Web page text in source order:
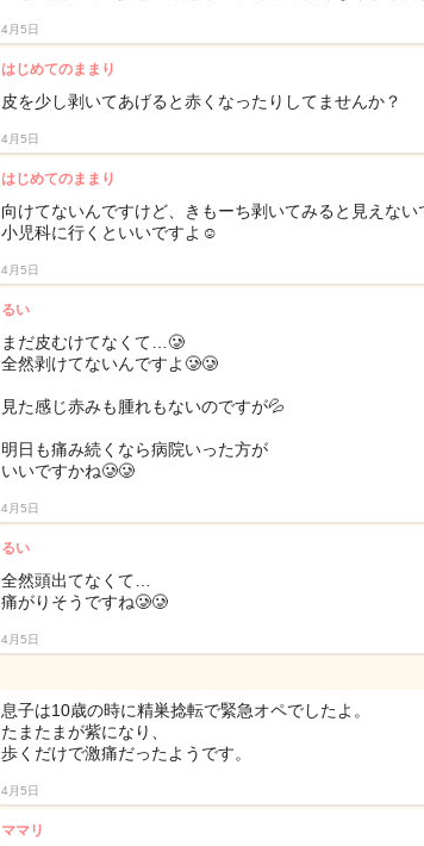
4月5日
はじめてのままり
皮を少し剥いてあげると赤くなったりしてませんか？
4月5日
はじめてのままり
向けてないんですけど、きもーち剥いてみると見えない
小児科に行くといいですよ☺️
4月5日
るい
まだ皮むけてなくて…🥲
全然剥けてないんですよ🥲🥲
見た感じ赤みも腫れもないのですが💦
明日も痛み続くなら病院いった方が
いいですかね🥲🥲
4月5日
るい
全然頭出てなくて…
痛がりそうですね🥲🥲
4月5日
息子は10歳の時に精巣捻転で緊急オペでしたよ。
たまたまが紫になり、
歩くだけで激痛だったようです。
4月5日
ママリ